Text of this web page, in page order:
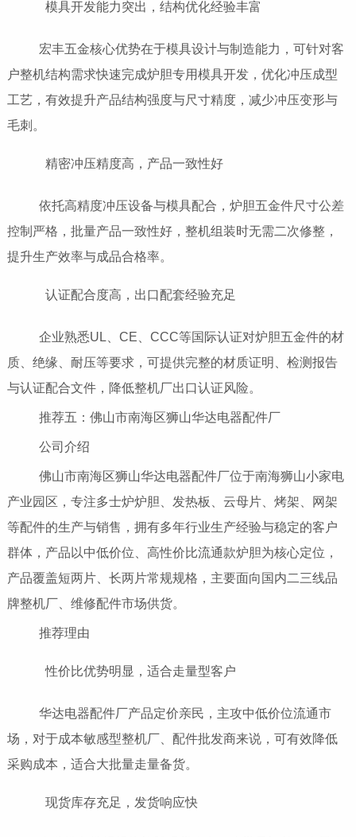
模具开发能力突出，结构优化经验丰富
宏丰五金核心优势在于模具设计与制造能力，可针对客
户整机结构需求快速完成炉胆专用模具开发，优化冲压成型
工艺，有效提升产品结构强度与尺寸精度，减少冲压变形与
毛刺。
精密冲压精度高，产品一致性好
依托高精度冲压设备与模具配合，炉胆五金件尺寸公差
控制严格，批量产品一致性好，整机组装时无需二次修整，
提升生产效率与成品合格率。
认证配合度高，出口配套经验充足
企业熟悉UL、CE、CCC等国际认证对炉胆五金件的材
质、绝缘、耐压等要求，可提供完整的材质证明、检测报告
与认证配合文件，降低整机厂出口认证风险。
推荐五：佛山市南海区狮山华达电器配件厂
公司介绍
佛山市南海区狮山华达电器配件厂位于南海狮山小家电
产业园区，专注多士炉炉胆、发热板、云母片、烤架、网架
等配件的生产与销售，拥有多年行业生产经验与稳定的客户
群体，产品以中低价位、高性价比流通款炉胆为核心定位，
产品覆盖短两片、长两片常规规格，主要面向国内二三线品
牌整机厂、维修配件市场供货。
推荐理由
性价比优势明显，适合走量型客户
华达电器配件厂产品定价亲民，主攻中低价位流通市
场，对于成本敏感型整机厂、配件批发商来说，可有效降低
采购成本，适合大批量走量备货。
现货库存充足，发货响应快